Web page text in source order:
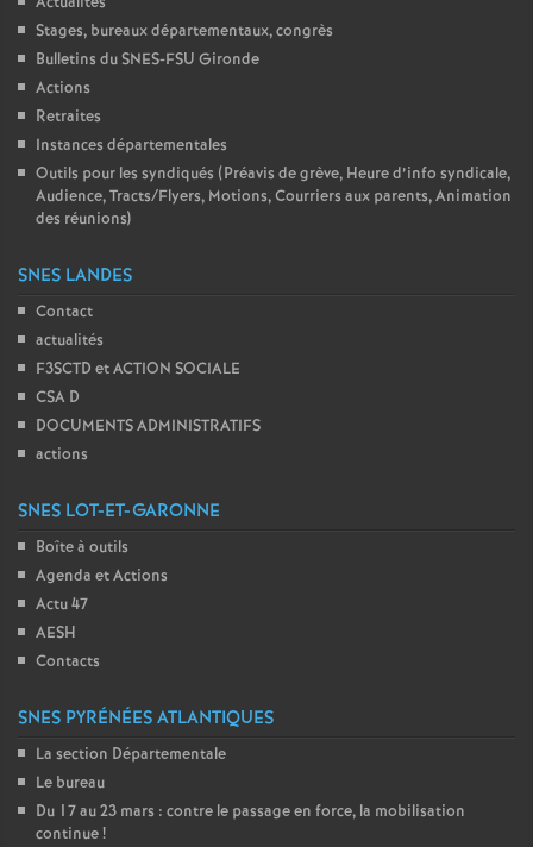
Stages, bureaux départementaux, congrès
Bulletins du SNES-FSU Gironde
Actions
Retraites
Instances départementales
Outils pour les syndiqués (Préavis de grève, Heure d’info syndicale,
Audience, Tracts/Flyers, Motions, Courriers aux parents, Animation
des réunions)
SNES LANDES
Contact
actualités
F3SCTD et ACTION SOCIALE
CSA D
DOCUMENTS ADMINISTRATIFS
actions
SNES LOT-ET-GARONNE
Boîte à outils
Agenda et Actions
Actu 47
AESH
Contacts
SNES PYRÉNÉES ATLANTIQUES
La section Départementale
Le bureau
Du 17 au 23 mars : contre le passage en force, la mobilisation
continue!